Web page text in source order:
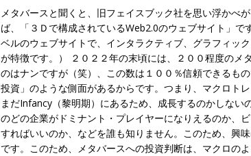
メタバースと聞くと、旧フェイスブック社を思い浮かべ
ば、「３Ｄで構成されているWeb2.0のウェブサイト」
ベルのウェブサイトで、インタラクティブ、グラフィッ
が特徴です。） ２０２２年の末頃には、２００程度のメ
のはナンですが（笑）、この数は１００％信頼できるも
投資」のような側面があるからです。つまり、マクロト
まだInfancy（黎明期）にあるため、成長するのかしな
のどの企業がドミナント・プレイヤーになりえるのか、
すればいいのか、などを誰も知りません。このため、興
です。このため、メタバースへの投資判断は、マクロの